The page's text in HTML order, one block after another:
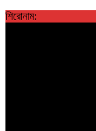
শিরোনাম: